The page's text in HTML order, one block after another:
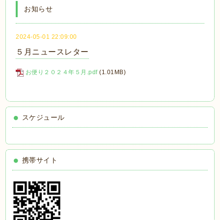
お知らせ
2024-05-01 22:09:00
５月ニュースレター
お便り２０２４年５月.pdf (1.01MB)
スケジュール
携帯サイト